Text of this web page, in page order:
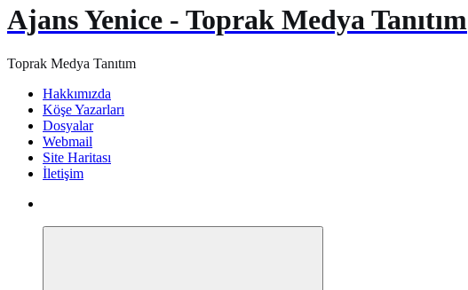
Ajans Yenice - Toprak Medya Tanıtım
Toprak Medya Tanıtım
Hakkımızda
Köşe Yazarları
Dosyalar
Webmail
Site Haritası
İletişim